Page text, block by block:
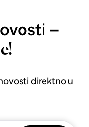
–
direktno u